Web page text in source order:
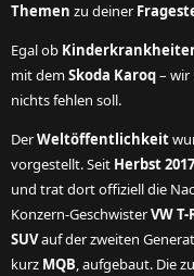
Themen zu deiner
Egal ob
mit demSkoda Karoq– wir
nichts fehlen soll.
DerWeltöffentlichkeit
vorgestellt. Seit Herbst 2017
und trat dort offiziell die
Konzern-GeschwisterVW T-
SUVauf der zweiten
kurz MQB, aufgebaut. Die